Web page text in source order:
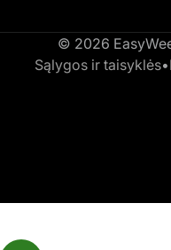
© 2026
Sąlygos ir taisyklės•